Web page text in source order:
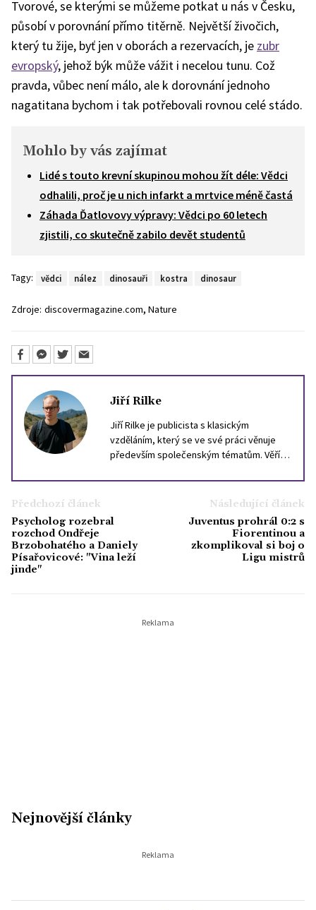
Tvorové, se kterými se můžeme potkat u nás v Česku,
působí v porovnání přímo titěrně. Největší živočich,
který tu žije, byť jen v oborách a rezervacích, je zubr
evropský, jehož býk může vážit i necelou tunu. Což
pravda, vůbec není málo, ale k dorovnání jednoho
nagatitana bychom i tak potřebovali rovnou celé stádo.
Mohlo by vás zajímat
Lidé s touto krevní skupinou mohou žít déle: Vědci
odhalili, proč je u nich infarkt a mrtvice méně častá
Záhada Ďatlovovy výpravy: Vědci po 60 letech
zjistili, co skutečně zabilo devět studentů
Tagy: vědci nález dinosauři kostra dinosaur
Zdroje: discovermagazine.com, Nature
Jiří Rilke
Jiří Rilke je publicista s klasickým
vzděláním, který se ve své práci věnuje
především společenským tématům. Věří,
zprostředkovat srozumitelně, aniž by se
vytratil jejich význam. Ve volném čase rád
čte filozofii, zajímá se o dějiny Evropy a
vždycky jej fascinoval svět celebrit, který
by podle něj posloužil pro nejednu
sociologickou studii.
Předchozí článek
Psycholog rozebral
rozchod Ondřeje
Brzobohatého a Daniely
Písařovicové: "Vina leží
jinde"
Následující článek
Juventus prohrál 0:2 s
Fiorentinou a
zkomplikoval si boj o
Ligu mistrů
Nejnovější články